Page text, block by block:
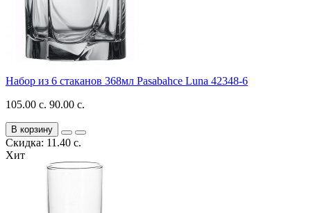
Набор из 6 стаканов 368мл Pasabahce Luna 42348-6
105.00 с. 90.00 с.
В корзину
Скидка: 11.40 с.
Хит